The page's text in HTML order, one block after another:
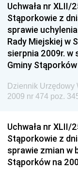
Dziennik
Dziennik
Regionalnej
Dziennik
Dziennik
Dziennik
Inspektora
Dziennik
Narodowego i
Dziennik
Uchwała nr XLII/
Stąporkowie z
sprawie
Rady Miejskiej w
sierpnia 2009r. w
Gminy
Dziennik Urzędowy
2009 nr 474 poz.
Uchwała nr XLII/
Stąporkowie z
sprawie zmian w
Stąporków na